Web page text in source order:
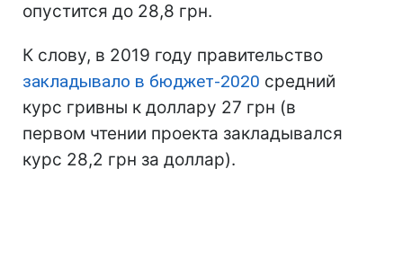
опустится до 28,8 грн.
К слову, в 2019 году правительство
закладывало в бюджет-2020 средний
курс гривны к доллару 27 грн (в
первом чтении проекта закладывался
курс 28,2 грн за доллар).